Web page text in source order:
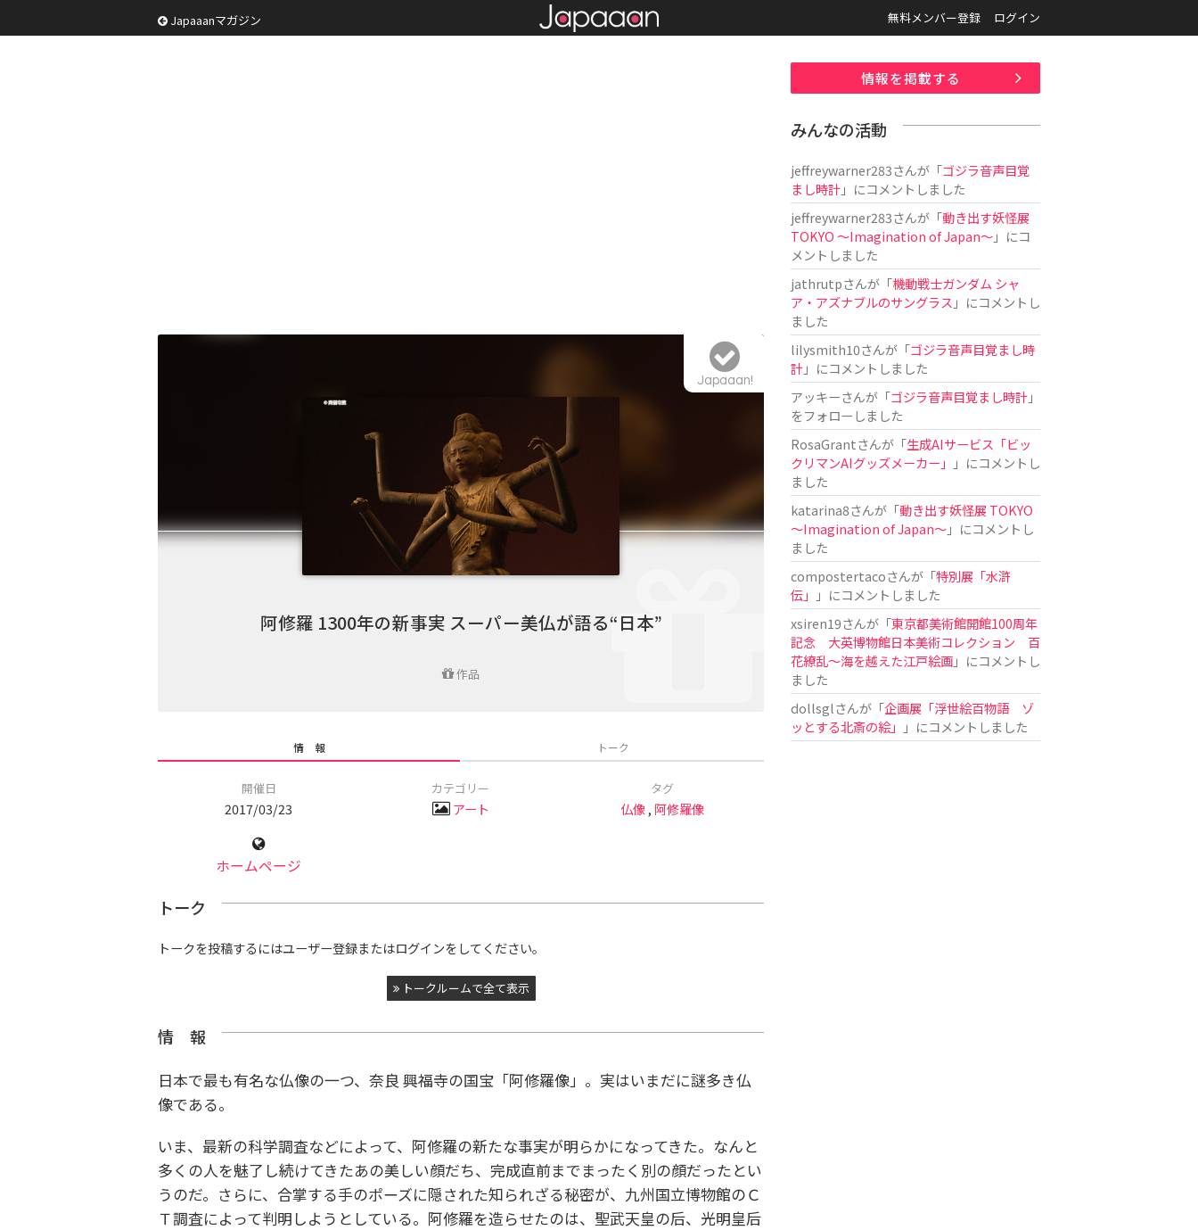
Japaaanマガジン 無料メンバー登録 ログイン
阿修羅 1300年の新事実 スーパー美仏が語る“日本”
作品
Japaaan!
情 報 トーク
開催日
2017/03/23
カテゴリー
アート
タグ
仏像, 阿修羅像
ホームページ
トーク
トークを投稿するにはユーザー登録またはログインをしてください。
トークルームで全て表示
情 報
日本で最も有名な仏像の一つ、奈良 興福寺の国宝「阿修羅像」。実はいまだに謎多き仏
像である。
いま、最新の科学調査などによって、阿修羅の新たな事実が明らかになってきた。なんと
多くの人を魅了し続けてきたあの美しい顔だち、完成直前までまったく別の顔だったとい
うのだ。さらに、合掌する手のポーズに隠された知られざる秘密が、九州国立博物館のＣ
Ｔ調査によって判明しようとしている。阿修羅を造らせたのは、聖武天皇の后、光明皇后
情報を掲載する
みんなの活動
jeffreywarner283さんが「ゴジラ音声目覚
まし時計」にコメントしました
jeffreywarner283さんが「動き出す妖怪展
TOKYO 〜Imagination of Japan〜」にコ
メントしました
jathrutpさんが「機動戦士ガンダム シャ
ア・アズナブルのサングラス 」にコメントし
ました
lilysmith10さんが「ゴジラ音声目覚まし時
計」にコメントしました
アッキーさんが「ゴジラ音声目覚まし時計」
をフォローしました
RosaGrantさんが「生成AIサービス「ビッ
クリマンAIグッズメーカー」
」にコメントし
ました
katarina8さんが「動き出す妖怪展 TOKYO
〜Imagination of Japan〜」にコメントし
ました
compostertacoさんが「特別展「水滸
伝」
」にコメントしました
xsiren19さんが「東京都美術館開館100周年
記念 大英博物館日本美術コレクション 百
花繚乱～海を越えた江戸絵画」にコメントし
ました
dollsglさんが「企画展「浮世絵百物語 ゾ
ッとする北斎の絵」
」にコメントしました